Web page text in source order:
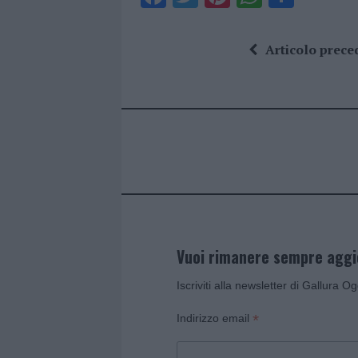
te ata
Articolo
Vuoi rimanere sempre
Iscriviti alla newsletter di Gallura
Indirizzo email *